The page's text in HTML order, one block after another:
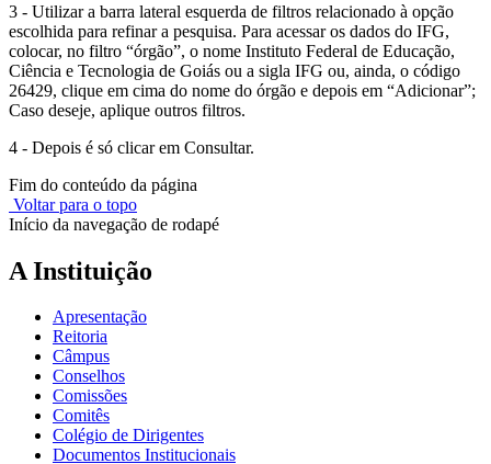
3 - Utilizar a barra lateral esquerda de filtros relacionado à opção
escolhida para refinar a pesquisa. Para acessar os dados do IFG,
colocar, no filtro “órgão”, o nome Instituto Federal de Educação,
Ciência e Tecnologia de Goiás ou a sigla IFG ou, ainda, o código
26429, clique em cima do nome do órgão e depois em “Adicionar”;
Caso deseje, aplique outros filtros.
4 - Depois é só clicar em Consultar.
Fim do conteúdo da página
Voltar para o topo
Início da navegação de rodapé
A Instituição
Apresentação
Reitoria
Câmpus
Conselhos
Comissões
Comitês
Colégio de Dirigentes
Documentos Institucionais